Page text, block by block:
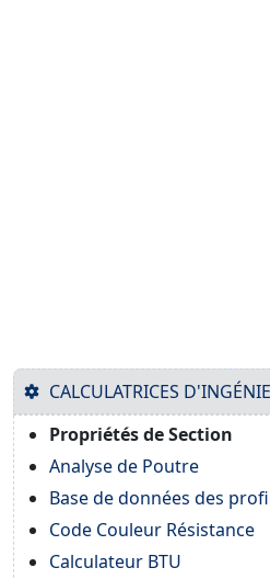
CALCULATRICES
Propriétés de Section
Analyse de Poutre
Base de données des
Code Couleur Résistance
Calculateur BTU